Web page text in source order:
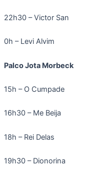
22h30 – Victor San
0h – Levi Alvim
Palco Jota Morbeck
15h – O Cumpade
16h30 – Me Beija
18h – Rei Delas
19h30 – Dionorina